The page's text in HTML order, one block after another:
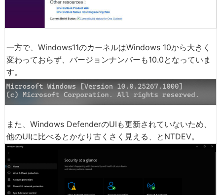
一方で、Windows11のカーネルはWindows 10から大きく
変わっておらず、バージョンナンバーも10.0となっていま
す。
また、Windows DefenderのUIも更新されていないため、
他のUIに比べるとかなり古くさく見える、とNTDEV。